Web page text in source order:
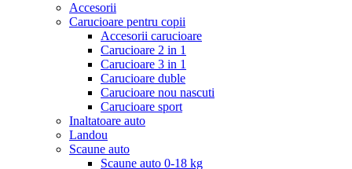
Accesorii
Carucioare pentru copii
Accesorii carucioare
Carucioare 2 in 1
Carucioare 3 in 1
Carucioare duble
Carucioare nou nascuti
Carucioare sport
Inaltatoare auto
Landou
Scaune auto
Scaune auto 0-18 kg